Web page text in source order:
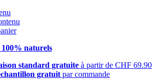
100% naturels
standard gratuite à partir de CHF 69.90
gratuit par commande